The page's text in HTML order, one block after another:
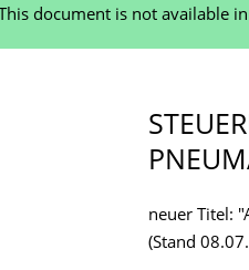
This document is not available
neuer Titel:
(Stand